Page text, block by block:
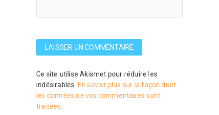
Ce site utilise Akismet pour réduire les
indésirables.
En savoir plus sur la façon dont
les données de vos commentaires sont
traitées